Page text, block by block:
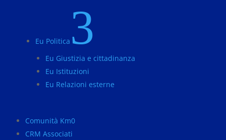
Eu Politica 3
Eu Giustizia e cittadinanza
Eu Istituzioni
Eu Relazioni esterne
Comunità Km0
CRM Associati